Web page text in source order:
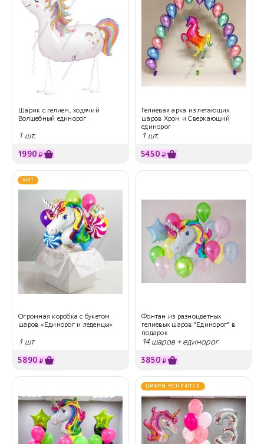
Шарик с гелием, ходячий
Волшебный единорог
1 шт.
1990 ₽
Гелиевая арка из летающих
шаров Хром и Сверкающий
единорог
1 шт.
5450 ₽
ХИТ
Огромная коробка с букетом
шаров «Единорог и леденцы»
1 шт
5890 ₽
Фонтан из разноцветных
гелиевых шаров "Единорог" в
подарок
14 шаров + единорог
3850 ₽
ЦИФРЫ МЕНЯЮТСЯ